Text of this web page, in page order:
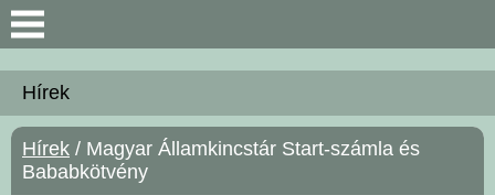
Keresés
Bemutatkozás
Önkormányzat
Hírek
Hírek / Magyar Államkincstár Start-számla és
Bababkötvény